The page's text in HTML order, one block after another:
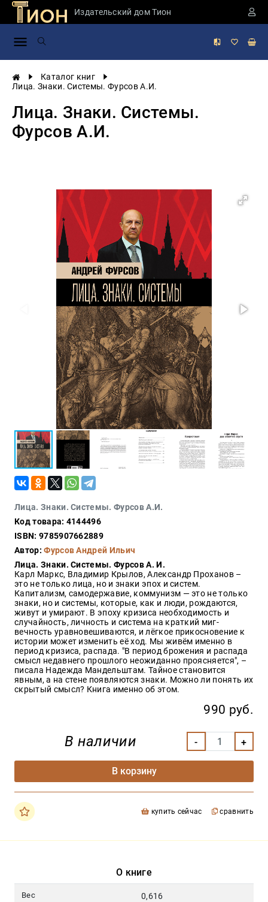
Издательский дом Тион
Каталог книг
Лица. Знаки. Системы. Фурсов А.И.
Лица. Знаки. Системы.
Фурсов А.И.
Лица. Знаки. Системы. Фурсов А.И.
Код товара: 4144496
ISBN: 9785907662889
Автор:Фурсов Андрей Ильич
Лица. Знаки. Системы. Фурсов А. И.
Карл Маркс, Владимир Крылов, Александр Проханов –
это не только лица, но и знаки эпох и систем.
Капитализм, самодержавие, коммунизм — это не только
знаки, но и системы, которые, как и люди, рождаются,
живут и умирают. В эпоху кризиса необходимость и
случайность, личность и система на краткий миг-
вечность уравновешиваются, и лёгкое прикосновение к
истории может изменить её ход. Мы живём именно в
период кризиса, распада. "В период брожения и распада
смысл недавнего прошлого неожиданно проясняется", –
писала Надежда Мандельштам. Тайное становится
явным, а на стене появляются знаки. Можно ли понять их
скрытый смысл? Книга именно об этом.
990 руб.
В наличии
В корзину
купить сейчас сравнить
О книге
Вес 0,616
Занимательная
России
история
Экономика
Учебная
литература
будущего
Публицистика
непознанное
Философия
Военная
история
Конспирология
Политика
Религия
Туризм
Разное
Кухня,
гастрономия,
кулинария
Красота
и
здоровье
Оптовикам
Авторам
Контакты
Мероприятия
magazin.ru